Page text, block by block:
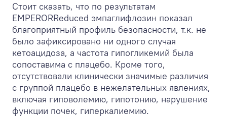
Стоит сказать, что по результатам
EMPERORReduced эмпаглифлозин показал
благоприятный профиль безопасности, т.к. не
было зафиксировано ни одного случая
кетоацидоза, а частота гипогликемий была
сопоставима с плацебо. Кроме того,
отсутствовали клинически значимые различия
с группой плацебо в нежелательных явлениях,
включая гиповолемию, гипотонию, нарушение
функции почек, гиперкалиемию.